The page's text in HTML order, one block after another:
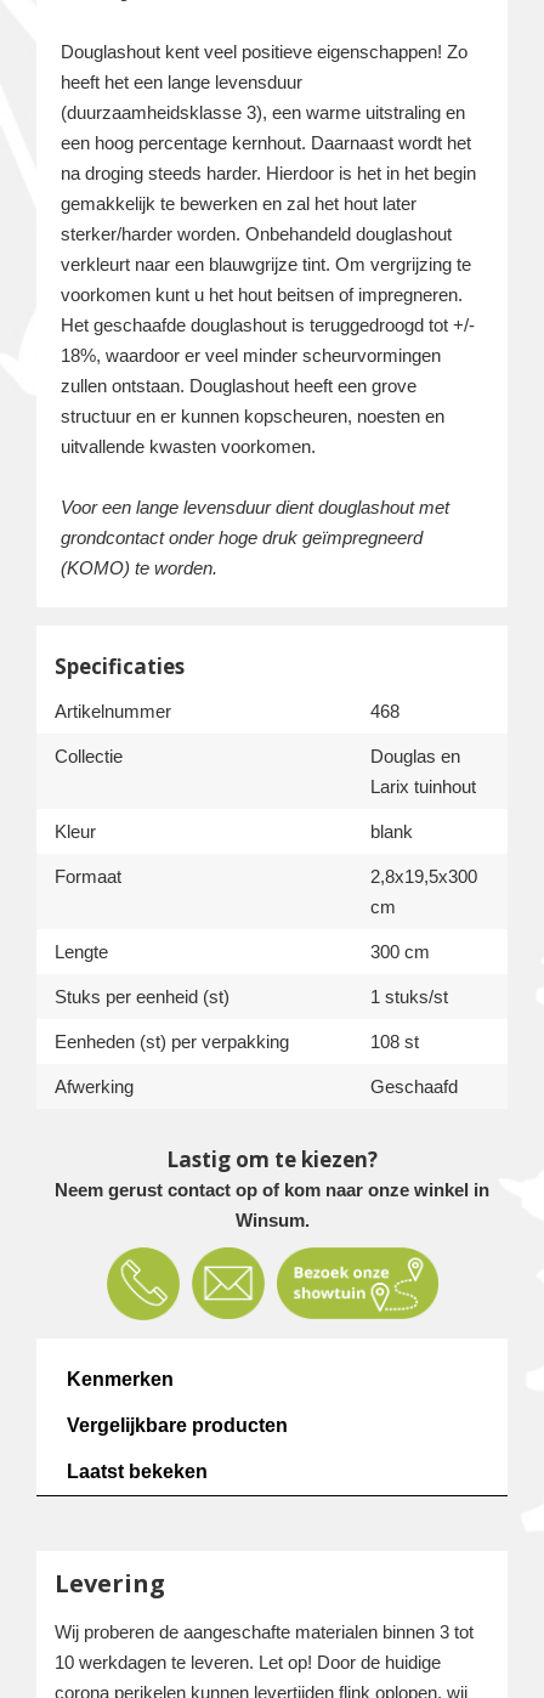
Douglashout kent veel positieve eigenschappen! Zo
heeft het een lange levensduur
(duurzaamheidsklasse 3), een warme uitstraling en
een hoog percentage kernhout. Daarnaast wordt het
na droging steeds harder. Hierdoor is het in het begin
gemakkelijk te bewerken en zal het hout later
sterker/harder worden. Onbehandeld douglashout
verkleurt naar een blauwgrijze tint. Om vergrijzing te
voorkomen kunt u het hout beitsen of impregneren.
Het geschaafde douglashout is teruggedroogd tot +/-
18%, waardoor er veel minder scheurvormingen
zullen ontstaan. Douglashout heeft een grove
structuur en er kunnen kopscheuren, noesten en
uitvallende kwasten voorkomen.
Voor een lange levensduur dient douglashout met
grondcontact onder hoge druk geïmpregneerd
(KOMO) te worden.
Specificaties
Artikelnummer 468
Collectie
Douglas en
Larix tuinhout
Kleur blank
Formaat
2,8x19,5x300
cm
Lengte 300 cm
Stuks per eenheid (st) 1 stuks/st
Eenheden (st) per verpakking 108 st
Afwerking Geschaafd
Lastig om te kiezen?
Neem gerust contact op of kom naar onze winkel in
Winsum.
Kenmerken
Vergelijkbare producten
Laatst bekeken
Levering
Wij proberen de aangeschafte materialen binnen 3 tot
10 werkdagen te leveren. Let op! Door de huidige
corona perikelen kunnen levertijden flink oplopen, wij